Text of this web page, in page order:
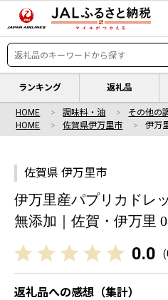
ランキング 返礼品
HOME 調味料・油 その他の
HOME
佐賀県伊万里市 伊万
佐賀県 伊万里市
伊万里産パプリカドレ
無添加｜佐賀・伊万里
0.0 (
返礼品への感想（集計）